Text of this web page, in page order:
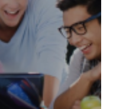
học tại Đức: Đưa ra
cụ thể của chương
kết quả tích cực
tương lai. Ví dụ: Nền
làm Nâng cao kỹ
ngoại ngữ